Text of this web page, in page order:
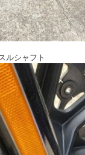
ルシャフト